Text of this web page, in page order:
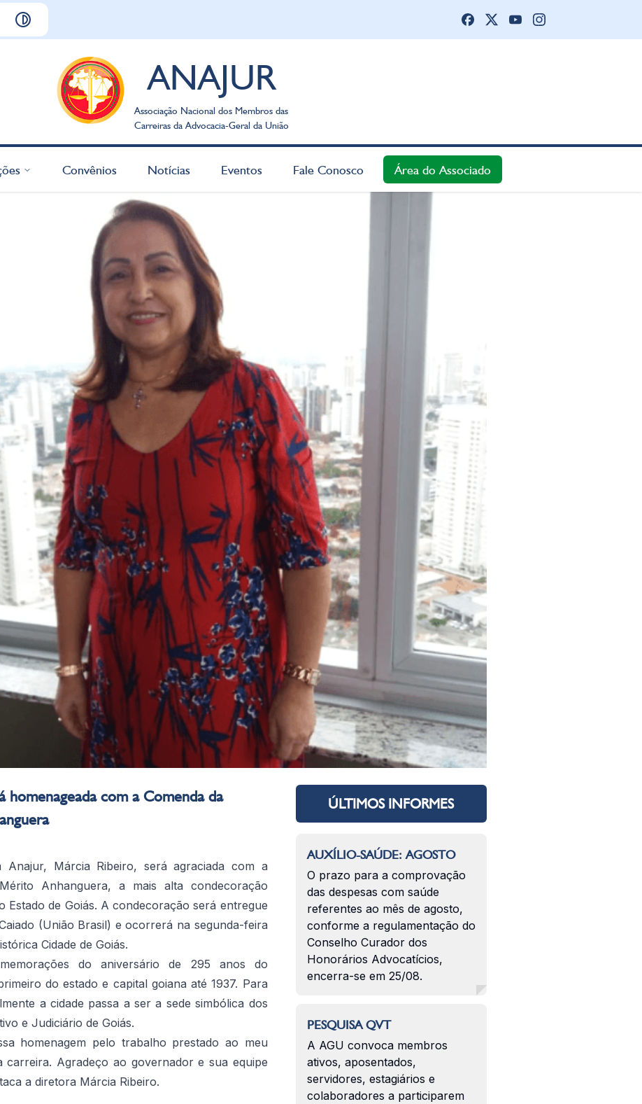
ANAJUR
Associação Nacional dos Membros das
Carreiras da Advocacia-Geral da União
Convênios Notícias Eventos Fale Conosco Área do Associado
homenageada com a Comenda da
Márcia Ribeiro, será agraciada com a
Anhanguera, a mais alta condecoração
Estado de Goiás. A condecoração será entregue
(União Brasil) e ocorrerá na segunda-feira
Cidade de Goiás.
do aniversário de 295 anos do
do estado e capital goiana até 1937. Para
a cidade passa a ser a sede simbólica dos
e Judiciário de Goiás.
homenagem pelo trabalho prestado ao meu
carreira. Agradeço ao governador e sua equipe
a diretora Márcia Ribeiro.
ÚLTIMOS INFORMES
AUXÍLIO-SAÚDE: AGOSTO
O prazo para a comprovação
das despesas com saúde
referentes ao mês de agosto,
conforme a regulamentação do
Conselho Curador dos
Honorários Advocatícios,
encerra-se em 25/08.
PESQUISA QVT
A AGU convoca membros
ativos, aposentados,
servidores, estagiários e
colaboradores a participarem